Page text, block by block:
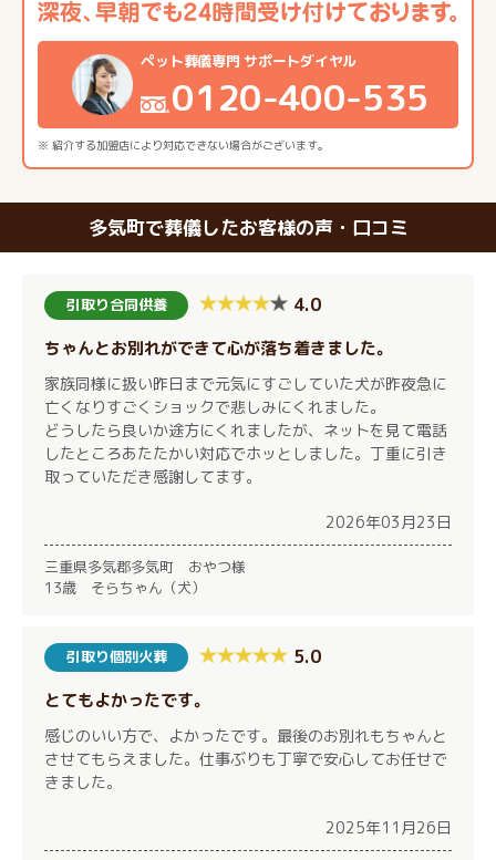
※ 紹介する加盟店により対応できない場合がございます。
ペット葬儀専門 サポートダイヤル
0120-400-535
多気町で葬儀したお客様の声・口コミ
引取り合同供養 4.0
ちゃんとお別れができて心が落ち着きました。
家族同様に扱い昨日まで元気にすごしていた犬が昨夜急に
亡くなりすごくショックで悲しみにくれました。
どうしたら良いか途方にくれましたが、ネットを見て電話
したところあたたかい対応でホッとしました。丁重に引き
取っていただき感謝してます。
2026年03月23日
三重県多気郡多気町 おやつ様
13歳 そらちゃん（犬）
引取り個別火葬 5.0
とてもよかったです。
感じのいい方で、よかったです。最後のお別れもちゃんと
させてもらえました。仕事ぶりも丁寧で安心してお任せで
きました。
2025年11月26日